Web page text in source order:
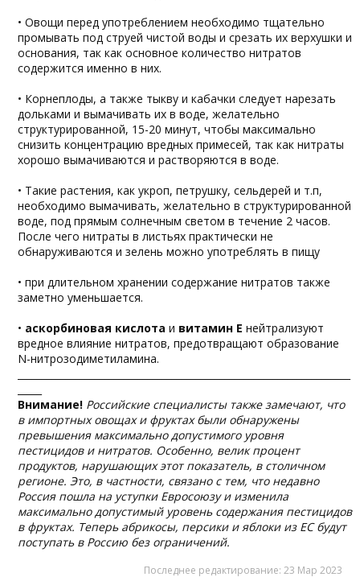
• Овощи перед употреблением необходимо тщательно
промывать под струей чистой воды и срезать их верхушки и
основания, так как основное количество нитратов
содержится именно в них.
• Корнеплоды, а также тыкву и кабачки следует нарезать
дольками и вымачивать их в воде, желательно
структурированной, 15-20 минут, чтобы максимально
снизить концентрацию вредных примесей, так как нитраты
хорошо вымачиваются и растворяются в воде.
• Такие растения, как укроп, петрушку, сельдерей и т.п,
необходимо вымачивать, желательно в структурированной
воде, под прямым солнечным светом в течение 2 часов.
После чего нитраты в листьях практически не
обнаруживаются и зелень можно употреблять в пищу
• при длительном хранении содержание нитратов также
заметно уменьшается.
• аскорбиновая кислота и витамин Е нейтрализуют
вредное влияние нитратов, предотвращают образование
N-нитрозодиметиламина.
Внимание! Российские специалисты также замечают, что
в импортных овощах и фруктах были обнаружены
превышения максимально допустимого уровня
пестицидов и нитратов. Особенно, велик процент
продуктов, нарушающих этот показатель, в столичном
регионе. Это, в частности, связано с тем, что недавно
Россия пошла на уступки Евросоюзу и изменила
максимально допустимый уровень содержания пестицидов
в фруктах. Теперь абрикосы, персики и яблоки из ЕС будут
поступать в Россию без ограничений.
Последнее редактирование: 23 Мар 2023